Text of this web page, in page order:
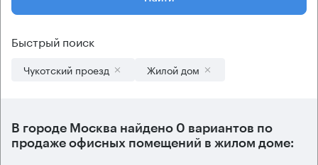
Быстрый поиск
Чукотский проезд Жилой дом
В городе Москва найдено 0 вариантов по
продаже офисных помещений в жилом доме: